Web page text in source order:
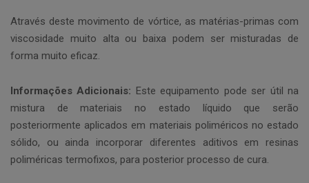
Através deste movimento de vórtice, as matérias-primas com
viscosidade muito alta ou baixa podem ser misturadas de
forma muito eficaz.
Informações Adicionais: Este equipamento pode ser útil na
mistura de materiais no estado líquido que serão
posteriormente aplicados em materiais poliméricos no estado
sólido, ou ainda incorporar diferentes aditivos em resinas
poliméricas termofixos, para posterior processo de cura.